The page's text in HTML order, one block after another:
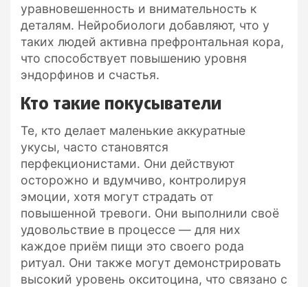
уравновешенность и внимательность к
деталям. Нейробиологи добавляют, что у
таких людей активна префронтальная кора,
что способствует повышению уровня
эндорфинов и счастья.
Кто такие покусыватели
Те, кто делает маленькие аккуратные
укусы, часто становятся
перфекционистами. Они действуют
осторожно и вдумчиво, контролируя
эмоции, хотя могут страдать от
повышенной тревоги. Они выполнили своё
удовольствие в процессе — для них
каждое приём пищи это своего рода
ритуал. Они также могут демонстрировать
высокий уровень окситоцина, что связано с